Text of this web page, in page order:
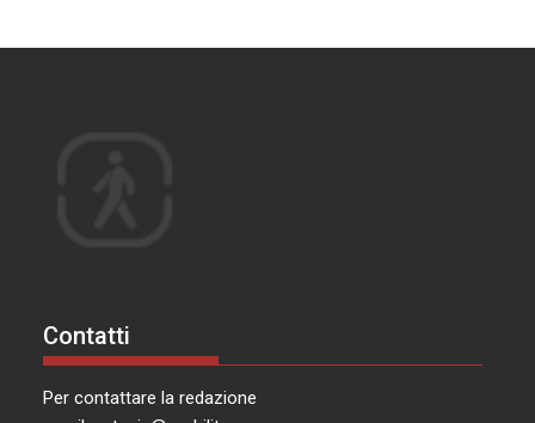
Contatti
Per contattare la redazione